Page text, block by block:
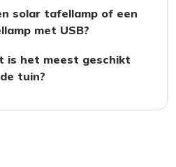
ook wel, maar
lamp vooral onder een
een model met
solar tafellamp of een
met USB?
Verplaats je de lamp
in de schaduw of onder
is het meest geschikt
tuin?
het mooist. Dat